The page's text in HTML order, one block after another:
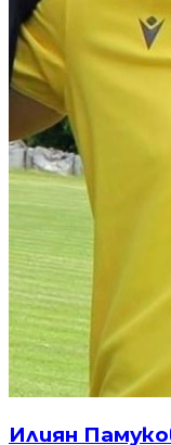
Илиян